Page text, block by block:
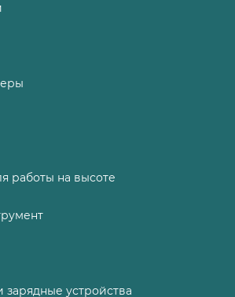
работы на высоте
зарядные устройства